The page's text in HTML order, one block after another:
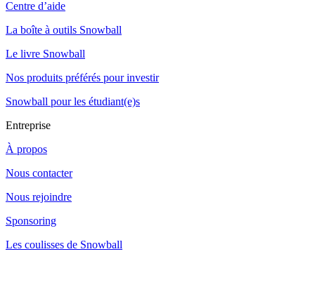
Centre d’aide
La boîte à outils Snowball
Le livre Snowball
Nos produits préférés pour investir
Snowball pour les étudiant(e)s
Entreprise
À propos
Nous contacter
Nous rejoindre
Sponsoring
Les coulisses de Snowball